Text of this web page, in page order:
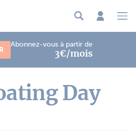
Abonnez-vous à partir de
3€/mois
Day